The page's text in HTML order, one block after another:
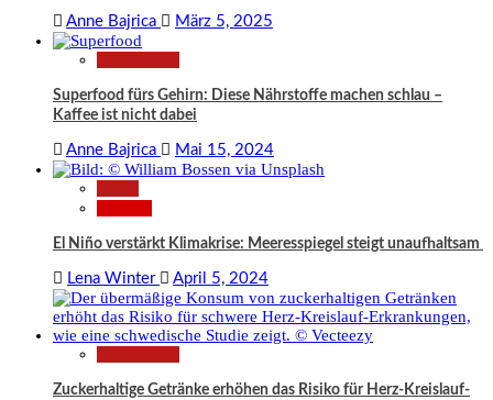
Anne Bajrica März 5, 2025
Superfood fürs Gehirn: Diese Nährstoffe machen schlau –
Kaffee ist nicht dabei
Anne Bajrica Mai 15, 2024
El Niño verstärkt Klimakrise: Meeresspiegel steigt unaufhaltsam
Lena Winter April 5, 2024
Zuckerhaltige Getränke erhöhen das Risiko für Herz-Kreislauf-